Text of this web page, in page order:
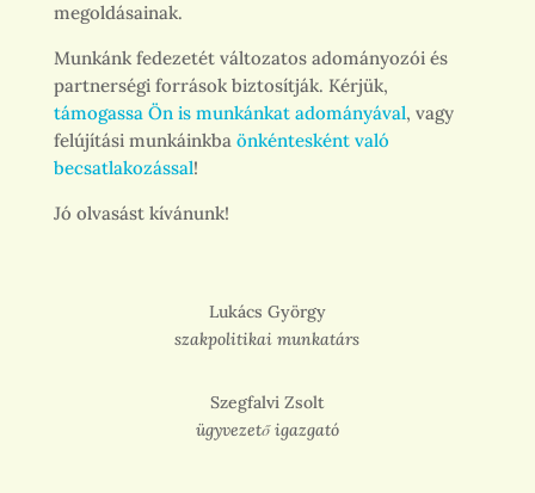
megoldásainak.
Munkánk fedezetét változatos adományozói és
partnerségi források biztosítják. Kérjük,
támogassa Ön is munkánkat adományával, vagy
felújítási munkáinkba önkéntesként való
becsatlakozással!
Jó olvasást kívánunk!
Lukács György
szakpolitikai munkatárs
Szegfalvi Zsolt
ügyvezető igazgató